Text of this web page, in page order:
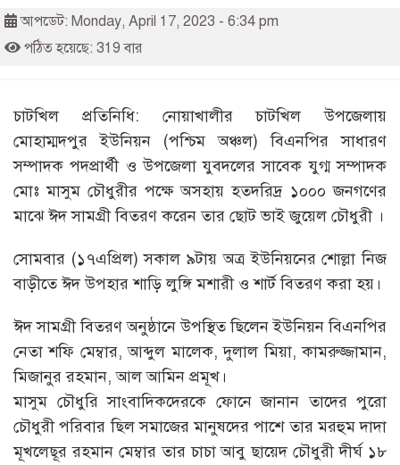
আপডেট: Monday, April 17, 2023 - 6:34 pm
পঠিত হয়েছে: 319 বার
চাটখিল প্রতিনিধি: নোয়াখালীর চাটখিল উপজেলায়
মোহাম্মদপুর ইউনিয়ন (পশ্চিম অঞ্চল) বিএনপির সাধারণ
সম্পাদক পদপ্রার্থী ও উপজেলা যুবদলের সাবেক যুগ্ম সম্পাদক
মোঃ মাসুম চৌধুরীর পক্ষে অসহায় হতদরিদ্র ১০০০ জনগণের
মাঝে ঈদ সামগ্রী বিতরণ করেন তার ছোট ভাই জুয়েল চৌধুরী ।
সোমবার (১৭এপ্রিল) সকাল ৯টায় অত্র ইউনিয়নের শোল্লা নিজ
বাড়ীতে ঈদ উপহার শাড়ি লুঙ্গি মশারী ও শার্ট বিতরণ করা হয়।
ঈদ সামগ্রী বিতরণ অনুষ্ঠানে উপস্থিত ছিলেন ইউনিয়ন বিএনপির
নেতা শফি মেম্বার, আব্দুল মালেক, দুলাল মিয়া, কামরুজ্জামান,
মিজানুর রহমান, আল আমিন প্রমূখ।
মাসুম চৌধুরি সাংবাদিকদেরকে ফোনে জানান তাদের পুরো
চৌধুরী পরিবার ছিল সমাজের মানুষদের পাশে তার মরহুম দাদা
মূখলেছূর রহমান মেম্বার তার চাচা আবু ছায়েদ চৌধুরী দীর্ঘ ১৮